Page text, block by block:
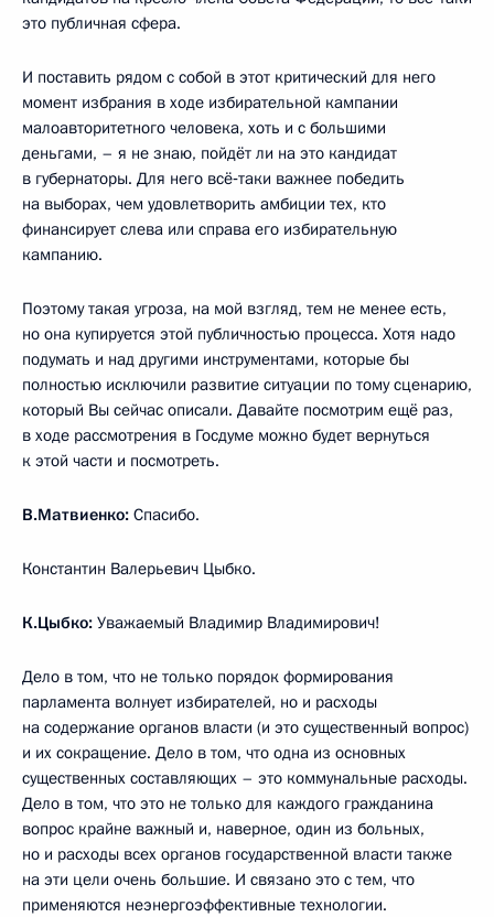
это публичная сфера.
И поставить рядом с собой в этот критический для него
момент избрания в ходе избирательной кампании
малоавторитетного человека, хоть и с большими
деньгами, – я не знаю, пойдёт ли на это кандидат
в губернаторы. Для него всё‑таки важнее победить
на выборах, чем удовлетворить амбиции тех, кто
финансирует слева или справа его избирательную
кампанию.
Поэтому такая угроза, на мой взгляд, тем не менее есть,
но она купируется этой публичностью процесса. Хотя надо
подумать и над другими инструментами, которые бы
полностью исключили развитие ситуации по тому сценарию,
который Вы сейчас описали. Давайте посмотрим ещё раз,
в ходе рассмотрения в Госдуме можно будет вернуться
к этой части и посмотреть.
В.Матвиенко: Спасибо.
Константин Валерьевич Цыбко.
К.Цыбко: Уважаемый Владимир Владимирович!
Дело в том, что не только порядок формирования
парламента волнует избирателей, но и расходы
на содержание органов власти (и это существенный вопрос)
и их сокращение. Дело в том, что одна из основных
существенных составляющих – это коммунальные расходы.
Дело в том, что это не только для каждого гражданина
вопрос крайне важный и, наверное, один из больных,
но и расходы всех органов государственной власти также
на эти цели очень большие. И связано это с тем, что
применяются неэнергоэффективные технологии.